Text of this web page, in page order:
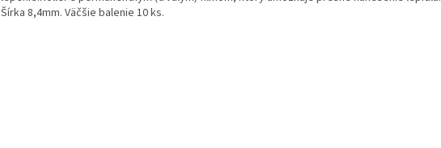
Šírka 8,4mm. Väčšie balenie 10 ks.